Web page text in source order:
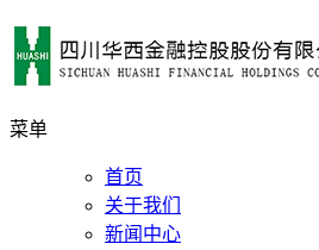
菜单
首页
关于我们
新闻中心